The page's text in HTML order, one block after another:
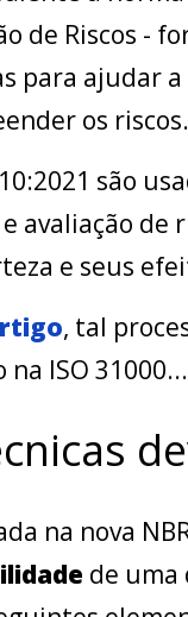
de Riscos -
para ajudar
os riscos.
são
avaliação
e seus
, tal
ISO 31000...
na nova
de uma